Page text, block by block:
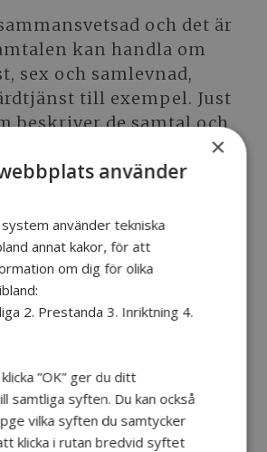
och det är
kan handla om
sex och samlevnad,
till exempel. Just
beskriver de samtal och
läsarna.
Det är personliga saker
Kanske handlar
mycket om
i sig, utan istället om att
liknande situation i livet,
kan också handla om
i att göra framsteg,
×
använder
system använder tekniska
annat kakor, för att
om dig för olika
2. Prestanda 3. Inriktning 4.
”OK” ger du ditt
samtliga syften. Du kan också
vilka syften du samtycker
klicka i rutan bredvid syftet